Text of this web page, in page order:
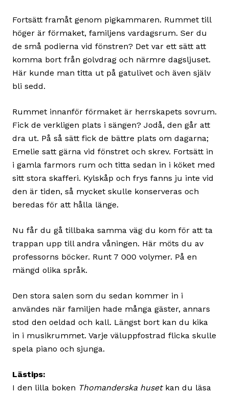
Fortsätt framåt genom pigkammaren. Rummet till
höger är förmaket, familjens vardagsrum. Ser du
de små podierna vid fönstren? Det var ett sätt att
komma bort från golvdrag och närmre dagsljuset.
Här kunde man titta ut på gatulivet och även själv
bli sedd.
Rummet innanför förmaket är herrskapets sovrum.
Fick de verkligen plats i sängen? Jodå, den går att
dra ut. På så sätt fick de bättre plats om dagarna;
Emelie satt gärna vid fönstret och skrev. Fortsätt in
i gamla farmors rum och titta sedan in i köket med
sitt stora skafferi. Kylskåp och frys fanns ju inte vid
den är tiden, så mycket skulle konserveras och
beredas för att hålla länge.
Nu får du gå tillbaka samma väg du kom för att ta
trappan upp till andra våningen. Här möts du av
professorns böcker. Runt 7 000 volymer. På en
mängd olika språk.
Den stora salen som du sedan kommer in i
användes när familjen hade många gäster, annars
stod den oeldad och kall. Längst bort kan du kika
in i musikrummet. Varje väluppfostrad flicka skulle
spela piano och sjunga.
Lästips:
I den lilla boken Thomanderska husetkan du läsa